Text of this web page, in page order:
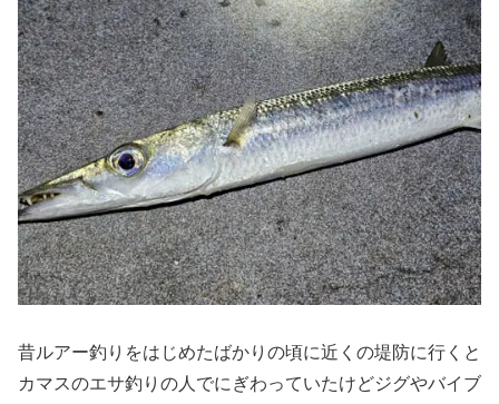
昔ルアー釣りをはじめたばかりの頃に近くの堤防に行くと
カマスのエサ釣りの人でにぎわっていたけどジグやバイブ